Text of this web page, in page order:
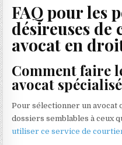
FAQ pour les
désireuses de
avocat en
Comment faire
avocat
Pour sélectionner un avocat
dossiers semblables à ceux
utiliser ce service de